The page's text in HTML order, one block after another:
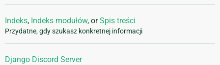
Indeks, Indeks modułów, orSpis treści
Przydatne, gdy szukasz konkretnej informacji
Django Discord Server